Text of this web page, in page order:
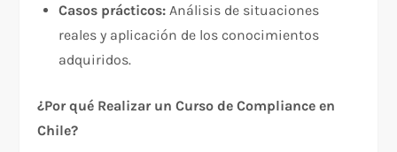
Casos prácticos: Análisis de situaciones
reales y aplicación de los conocimientos
adquiridos.
¿Por qué Realizar un Curso de Compliance en
Chile?